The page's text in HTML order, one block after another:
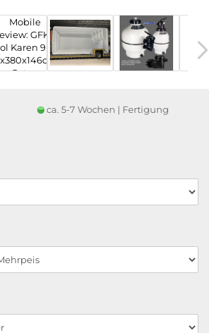
ca. 5-7 Wochen | Fertigung